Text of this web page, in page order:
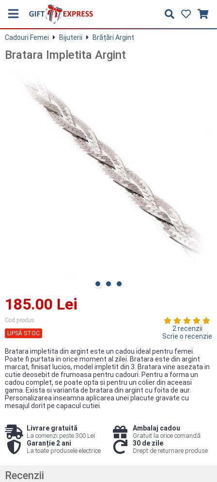
Cadouri Femei Bijuterii Brățări Argint
Bratara Impletita Argint
185.00 Lei
Cod produs
LIPSĂ STOC
2 recenzii
Scrie o recenzie
Bratara impletita din argint este un cadou ideal pentru femei.
Poate fi purtata in orice moment al zilei. Bratara este din argint
marcat, finisat lucios, model impletit din 3. Bratara vine asezata in
cutie deosebit de frumoasa pentru cadouri. Pentru a forma un
cadou complet, se poate opta si pentru un colier din aceeasi
gama. Exista si varianta de bratara din argint cu foita de aur.
Personalizarea inseamna aplicarea unei placute gravate cu
mesajul dorit pe capacul cutiei.
Livrare gratuită
La comenzi peste 300 Lei
Ambalaj cadou
Gratuit la orice comandă
Garanție 2 ani
La toate produsele electrice
30 de zile
Drept de returnare produse
Recenzii